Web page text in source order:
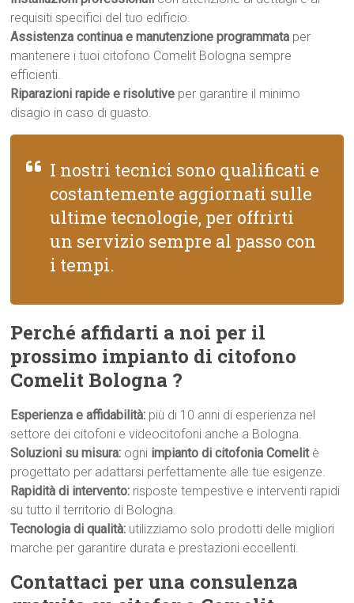
requisiti specifici del tuo edificio.
Assistenza continua e manutenzione programmata per
mantenere i tuoi citofono Comelit Bologna sempre
efficienti.
Riparazioni rapide e risolutive per garantire il minimo
disagio in caso di guasto.
I nostri tecnici sono qualificati e
costantemente aggiornati sulle
ultime tecnologie, per offrirti
un servizio sempre al passo con
i tempi.
Perché affidarti a noi per il
prossimo impianto di citofono
Comelit Bologna ?
Esperienza e affidabilità: più di 10 anni di esperienza nel
settore dei citofoni e videocitofoni anche a Bologna.
Soluzioni su misura: ogni impianto di citofonia Comelitè
progettato per adattarsi perfettamente alle tue esigenze.
Rapidità di intervento: risposte tempestive e interventi rapidi
su tutto il territorio di Bologna.
Tecnologia di qualità: utilizziamo solo prodotti delle migliori
marche per garantire durata e prestazioni eccellenti.
Contattaci per una consulenza